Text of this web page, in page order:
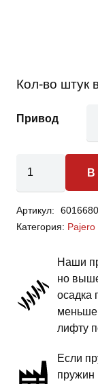
Кол-во штук
Привод
товара
Pajero
4
пружины
задней
подвески
дюйма
силовой
Артикул:
Категория: Pajero
Наши
но
осадка
меньше
лифту
Если
пружин